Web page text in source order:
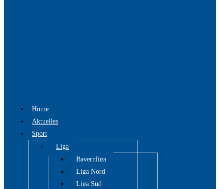
Home
Aktuelles
Sport
Liga
Bayernliga
Liga Nord
Liga Süd